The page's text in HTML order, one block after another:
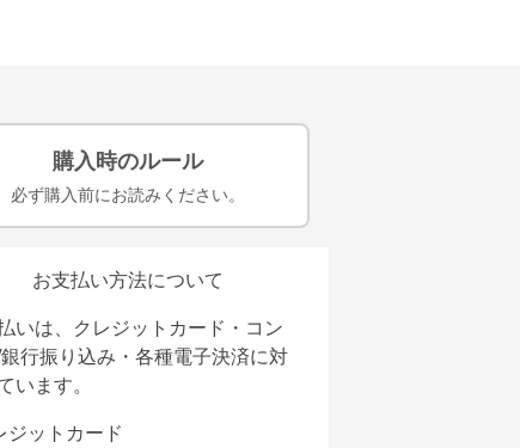
購入時のルール
必ず購入前にお読みください。
お支払い方法について
いは、クレジットカード・コン
銀行振り込み・各種電子決済に対
います。
ジットカード